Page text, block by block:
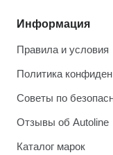
Информация
Правила и условия
Политика
Советы по
Отзывы об Autoline
Каталог марок